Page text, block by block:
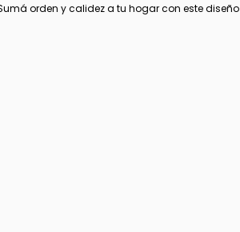
orden y calidez a tu hogar con este diseño